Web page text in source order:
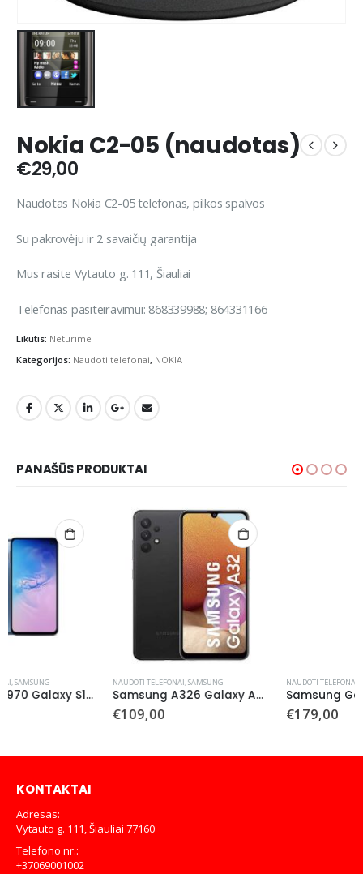
Nokia C2-05 (naudotas)
€29,00
Naudotas Nokia C2-05 telefonas, pilkos spalvos
Su pakrovėju ir 2 savaičių garantija
Mus rasite Vytauto g. 111, Šiauliai
Telefonas pasiteiravimui: 868339988; 864331166
Likutis: Neturime
Kategorijos: Naudoti telefonai, NOKIA
PANAŠŪS PRODUKTAI
NAUDOTI TELEFONAI SAMSUNG
Samsung A326 Galaxy A32 5G 128GB (Naudotas)
NAUDOTI TELEFONAI SAMSUNG
Samsung Galaxy A54 5G 128 GB (Naudotas)
KONTAKTAI
Adresas:
Vytauto g. 111, Šiauliai 77160
Telefono nr.:
+37069001002